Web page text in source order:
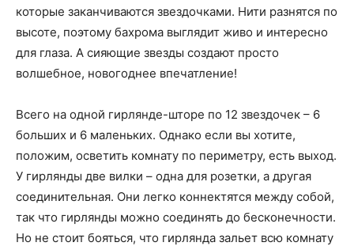
которые заканчиваются звездочками. Нити разнятся по
высоте, поэтому бахрома выглядит живо и интересно
для глаза. А сияющие звезды создают просто
волшебное, новогоднее впечатление!
Всего на одной гирлянде-шторе по 12 звездочек – 6
больших и 6 маленьких. Однако если вы хотите,
положим, осветить комнату по периметру, есть выход.
У гирлянды две вилки – одна для розетки, а другая
соединительная. Они легко коннектятся между собой,
так что гирлянды можно соединять до бесконечности.
Но не стоит бояться, что гирлянда зальет всю комнату